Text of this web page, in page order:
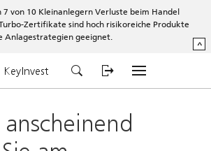
von 10 Kleinanlegern Verluste beim Handel
Zertifikate sind hoch risikoreiche Produkte
Anlagestrategien geeignet.
^
KeyInvest
anscheinend